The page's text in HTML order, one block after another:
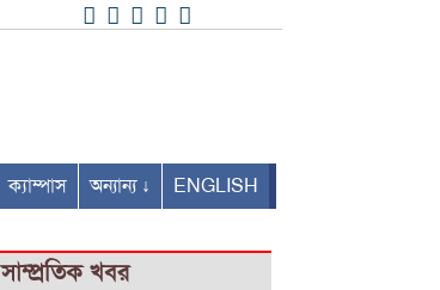
ক্যাম্পাস অন্যান্য ↓ ENGLISH
সাম্প্রতিক খবর